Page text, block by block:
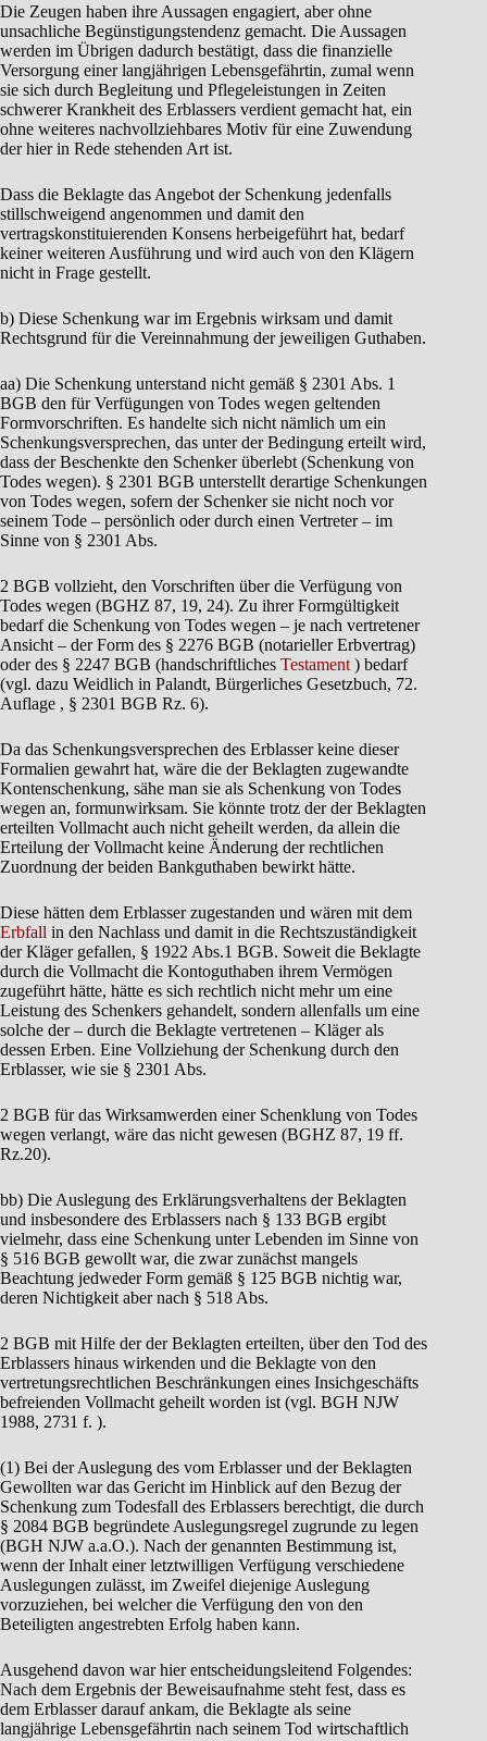
Die Zeugen haben ihre Aussagen engagiert, aber ohne
unsachliche Begünstigungstendenz gemacht. Die Aussagen
werden im Übrigen dadurch bestätigt, dass die finanzielle
Versorgung einer langjährigen Lebensgefährtin, zumal wenn
sie sich durch Begleitung und Pflegeleistungen in Zeiten
schwerer Krankheit des Erblassers verdient gemacht hat, ein
ohne weiteres nachvollziehbares Motiv für eine Zuwendung
der hier in Rede stehenden Art ist.
Dass die Beklagte das Angebot der Schenkung jedenfalls
stillschweigend angenommen und damit den
vertragskonstituierenden Konsens herbeigeführt hat, bedarf
keiner weiteren Ausführung und wird auch von den Klägern
nicht in Frage gestellt.
b) Diese Schenkung war im Ergebnis wirksam und damit
Rechtsgrund für die Vereinnahmung der jeweiligen Guthaben.
aa) Die Schenkung unterstand nicht gemäß § 2301 Abs. 1
BGB den für Verfügungen von Todes wegen geltenden
Formvorschriften. Es handelte sich nicht nämlich um ein
Schenkungsversprechen, das unter der Bedingung erteilt wird,
dass der Beschenkte den Schenker überlebt (Schenkung von
Todes wegen). § 2301 BGB unterstellt derartige Schenkungen
von Todes wegen, sofern der Schenker sie nicht noch vor
seinem Tode – persönlich oder durch einen Vertreter – im
Sinne von § 2301 Abs.
2 BGB vollzieht, den Vorschriften über die Verfügung von
Todes wegen (BGHZ 87, 19, 24). Zu ihrer Formgültigkeit
bedarf die Schenkung von Todes wegen – je nach vertretener
Ansicht – der Form des § 2276 BGB (notarieller Erbvertrag)
oder des § 2247 BGB (handschriftliches Testament ) bedarf
(vgl. dazu Weidlich in Palandt, Bürgerliches Gesetzbuch, 72.
Auflage , § 2301 BGB Rz. 6).
Da das Schenkungsversprechen des Erblasser keine dieser
Formalien gewahrt hat, wäre die der Beklagten zugewandte
Kontenschenkung, sähe man sie als Schenkung von Todes
wegen an, formunwirksam. Sie könnte trotz der der Beklagten
erteilten Vollmacht auch nicht geheilt werden, da allein die
Erteilung der Vollmacht keine Änderung der rechtlichen
Zuordnung der beiden Bankguthaben bewirkt hätte.
Diese hätten dem Erblasser zugestanden und wären mit dem
Erbfall in den Nachlass und damit in die Rechtszuständigkeit
der Kläger gefallen, § 1922 Abs.1 BGB. Soweit die Beklagte
durch die Vollmacht die Kontoguthaben ihrem Vermögen
zugeführt hätte, hätte es sich rechtlich nicht mehr um eine
Leistung des Schenkers gehandelt, sondern allenfalls um eine
solche der – durch die Beklagte vertretenen – Kläger als
dessen Erben. Eine Vollziehung der Schenkung durch den
Erblasser, wie sie § 2301 Abs.
2 BGB für das Wirksamwerden einer Schenklung von Todes
wegen verlangt, wäre das nicht gewesen (BGHZ 87, 19 ff.
Rz.20).
bb) Die Auslegung des Erklärungsverhaltens der Beklagten
und insbesondere des Erblassers nach § 133 BGB ergibt
vielmehr, dass eine Schenkung unter Lebenden im Sinne von
§ 516 BGB gewollt war, die zwar zunächst mangels
Beachtung jedweder Form gemäß § 125 BGB nichtig war,
deren Nichtigkeit aber nach § 518 Abs.
2 BGB mit Hilfe der der Beklagten erteilten, über den Tod des
Erblassers hinaus wirkenden und die Beklagte von den
vertretungsrechtlichen Beschränkungen eines Insichgeschäfts
befreienden Vollmacht geheilt worden ist (vgl. BGH NJW
1988, 2731 f. ).
(1) Bei der Auslegung des vom Erblasser und der Beklagten
Gewollten war das Gericht im Hinblick auf den Bezug der
Schenkung zum Todesfall des Erblassers berechtigt, die durch
§ 2084 BGB begründete Auslegungsregel zugrunde zu legen
(BGH NJW a.a.O.). Nach der genannten Bestimmung ist,
wenn der Inhalt einer letztwilligen Verfügung verschiedene
Auslegungen zulässt, im Zweifel diejenige Auslegung
vorzuziehen, bei welcher die Verfügung den von den
Beteiligten angestrebten Erfolg haben kann.
Ausgehend davon war hier entscheidungsleitend Folgendes:
Nach dem Ergebnis der Beweisaufnahme steht fest, dass es
dem Erblasser darauf ankam, die Beklagte als seine
langjährige Lebensgefährtin nach seinem Tod wirtschaftlich